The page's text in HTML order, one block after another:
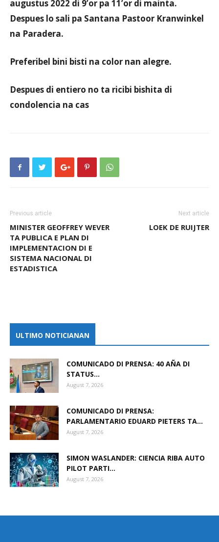
augustus 2022 di 9’or pa 11’or di mainta.
Despues lo sali pa Santana Pastoor Kranwinkel
na Paradera.
Preferibel bini bisti na color nan alegre.
Despues di entiero no ta ricibi bishita di
condolencia na cas
Previous article
MINISTER GEOFFREY WEVER
TA PUBLICA E PLAN DI
IMPLEMENTACION DI E
SISTEMA NACIONAL DI
ESTADISTICA
Next article
LOEK DE RUIJTER
ULTIMO NOTICIANAN
COMUNICADO DI PRENSA: 40 AÑA DI
STATUS...
August 7, 2026
COMUNICADO DI PRENSA:
PARLAMENTARIO EDUARD PIETERS TA...
August 7, 2026
SIMON WASLANDER: CIENCIA RIBA AUTO
PILOT PARTI...
August 7, 2026